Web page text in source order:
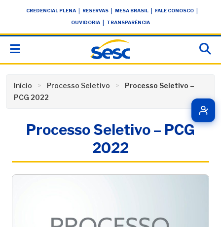
conteúdoCREDENCIAL PLENA RESERVAS MESA BRASIL FALE CONOSCO
OUVIDORIA TRANSPARÊNCIA
Início Processo Seletivo
Processo Seletivo –
PCG 2022
Processo Seletivo – PCG
2022